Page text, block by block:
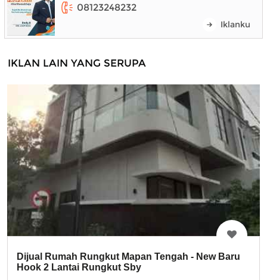
08123248232
Iklanku
IKLAN LAIN YANG SERUPA
Dijual Rumah Rungkut Mapan Tengah - New Baru
Hook 2 Lantai Rungkut Sby